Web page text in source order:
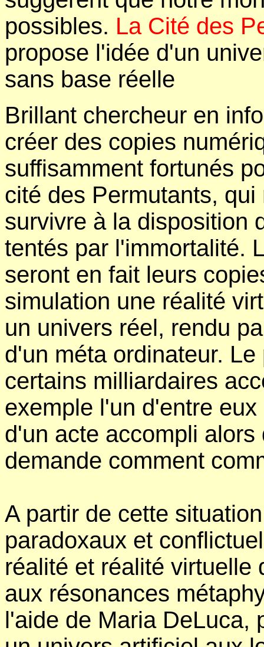
possibles. La Cité des
propose l'idée d'un
sans base réelle
Brillant chercheur en
créer des copies
suffisamment fortunés
cité des Permutants,
survivre à la disposition
tentés par l'immortalité.
seront en fait leurs
simulation une réalité
un univers réel, rendu
d'un méta ordinateur.
certains milliardaires
exemple l'un d'entre
d'un acte accompli
demande comment
A partir de cette
paradoxaux et
réalité et réalité virtuelle
aux résonances
l'aide de Maria DeLuca,